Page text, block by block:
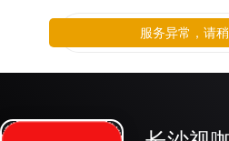
服务异常，请